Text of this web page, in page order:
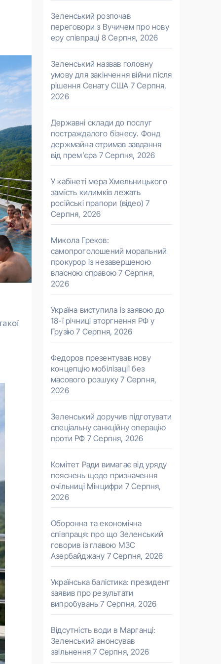
Зеленський розпочав
переговори з Вучичем про нову
еру співпраці 8 Серпня, 2026
Зеленський назвав головну
умову для закінчення війни після
рішення Сенату США 7 Серпня,
2026
Державні склади до послуг
постраждалого бізнесу. Фонд
держмайна отримав завдання
від прем’єра 7 Серпня, 2026
У кабінеті мера Хмельницького
замість килимків лежать
російські прапори (відео) 7
Серпня, 2026
Микола Греков:
самопроголошений моральний
прокурор із незавершеною
власною справою 7 Серпня,
2026
Україна виступила із заявою до
18-ї річниці вторгнення РФ у
Грузію 7 Серпня, 2026
Федоров презентував нову
концепцію мобілізації без
масового розшуку 7 Серпня,
2026
Зеленський доручив підготувати
спеціальну санкційну операцію
проти РФ 7 Серпня, 2026
Комітет Ради вимагає від уряду
пояснень щодо призначення
очільниці Мінцифри 7 Серпня,
2026
Оборонна та економічна
співпраця: про що Зеленський
говорив із главою МЗС
Азербайджану 7 Серпня, 2026
Українська балістика: президент
заявив про результати
випробувань 7 Серпня, 2026
Відсутність води в Марганці:
Зеленський анонсував
звільнення 7 Серпня, 2026